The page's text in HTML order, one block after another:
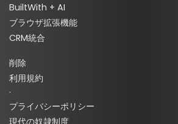
BuiltWith + AI
ブラウザ拡張機能
CRM統合
削除
利用規約
·
プライバシーポリシー
現代の奴隷制度